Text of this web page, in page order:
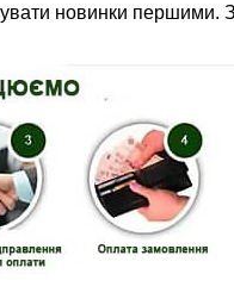
новинки першими.